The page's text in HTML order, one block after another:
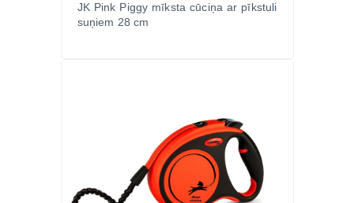
JK Pink Piggy mīksta cūciņa ar pīkstuli
suņiem 28 cm